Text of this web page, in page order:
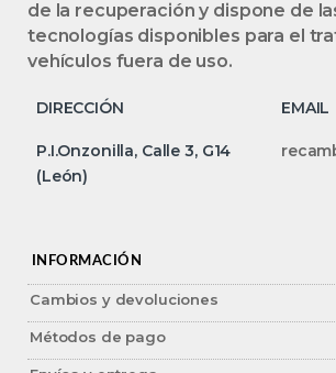
de la recuperación y dispone de
tecnologías disponibles para el
vehículos fuera de uso.
DIRECCIÓN EMAIL
P.I.Onzonilla, Calle 3, G14
(León)
INFORMACIÓN
Cambios y devoluciones
Métodos de pago